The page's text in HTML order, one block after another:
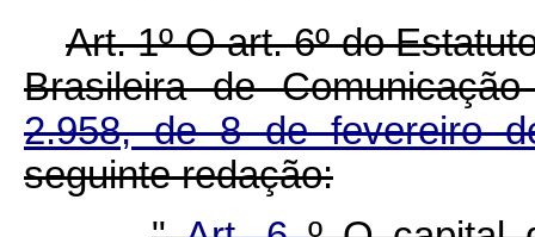
Art. 1º O art. 6º do
Brasileira de
2.958, de 8 de fevereiro
seguinte redação: